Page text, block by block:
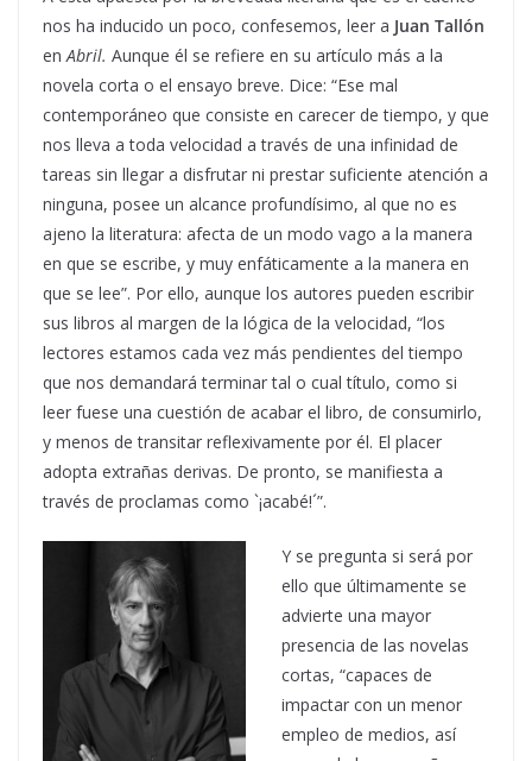
nos ha inducido un poco, confesemos, leer a Juan Tallón
en Abril. Aunque él se refiere en su artículo más a la
novela corta o el ensayo breve. Dice: “Ese mal
contemporáneo que consiste en carecer de tiempo, y que
nos lleva a toda velocidad a través de una infinidad de
tareas sin llegar a disfrutar ni prestar suficiente atención a
ninguna, posee un alcance profundísimo, al que no es
ajeno la literatura: afecta de un modo vago a la manera
en que se escribe, y muy enfáticamente a la manera en
que se lee”. Por ello, aunque los autores pueden escribir
sus libros al margen de la lógica de la velocidad, “los
lectores estamos cada vez más pendientes del tiempo
que nos demandará terminar tal o cual título, como si
leer fuese una cuestión de acabar el libro, de consumirlo,
y menos de transitar reflexivamente por él. El placer
adopta extrañas derivas. De pronto, se manifiesta a
través de proclamas como `¡acabé!´”.
Y se pregunta si será por
ello que últimamente se
advierte una mayor
presencia de las novelas
cortas, “capaces de
impactar con un menor
empleo de medios, así